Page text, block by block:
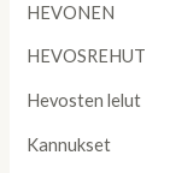
HEVONEN
HEVOSREHUT
Hevosten lelut
Kannukset